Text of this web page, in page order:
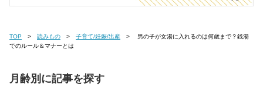
TOP 読みもの 子育て/妊娠/出産
でのルール＆マナーとは
月齢別に記事を探す